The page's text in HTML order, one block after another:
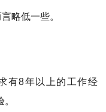
略低一些。
8年以上的工作经